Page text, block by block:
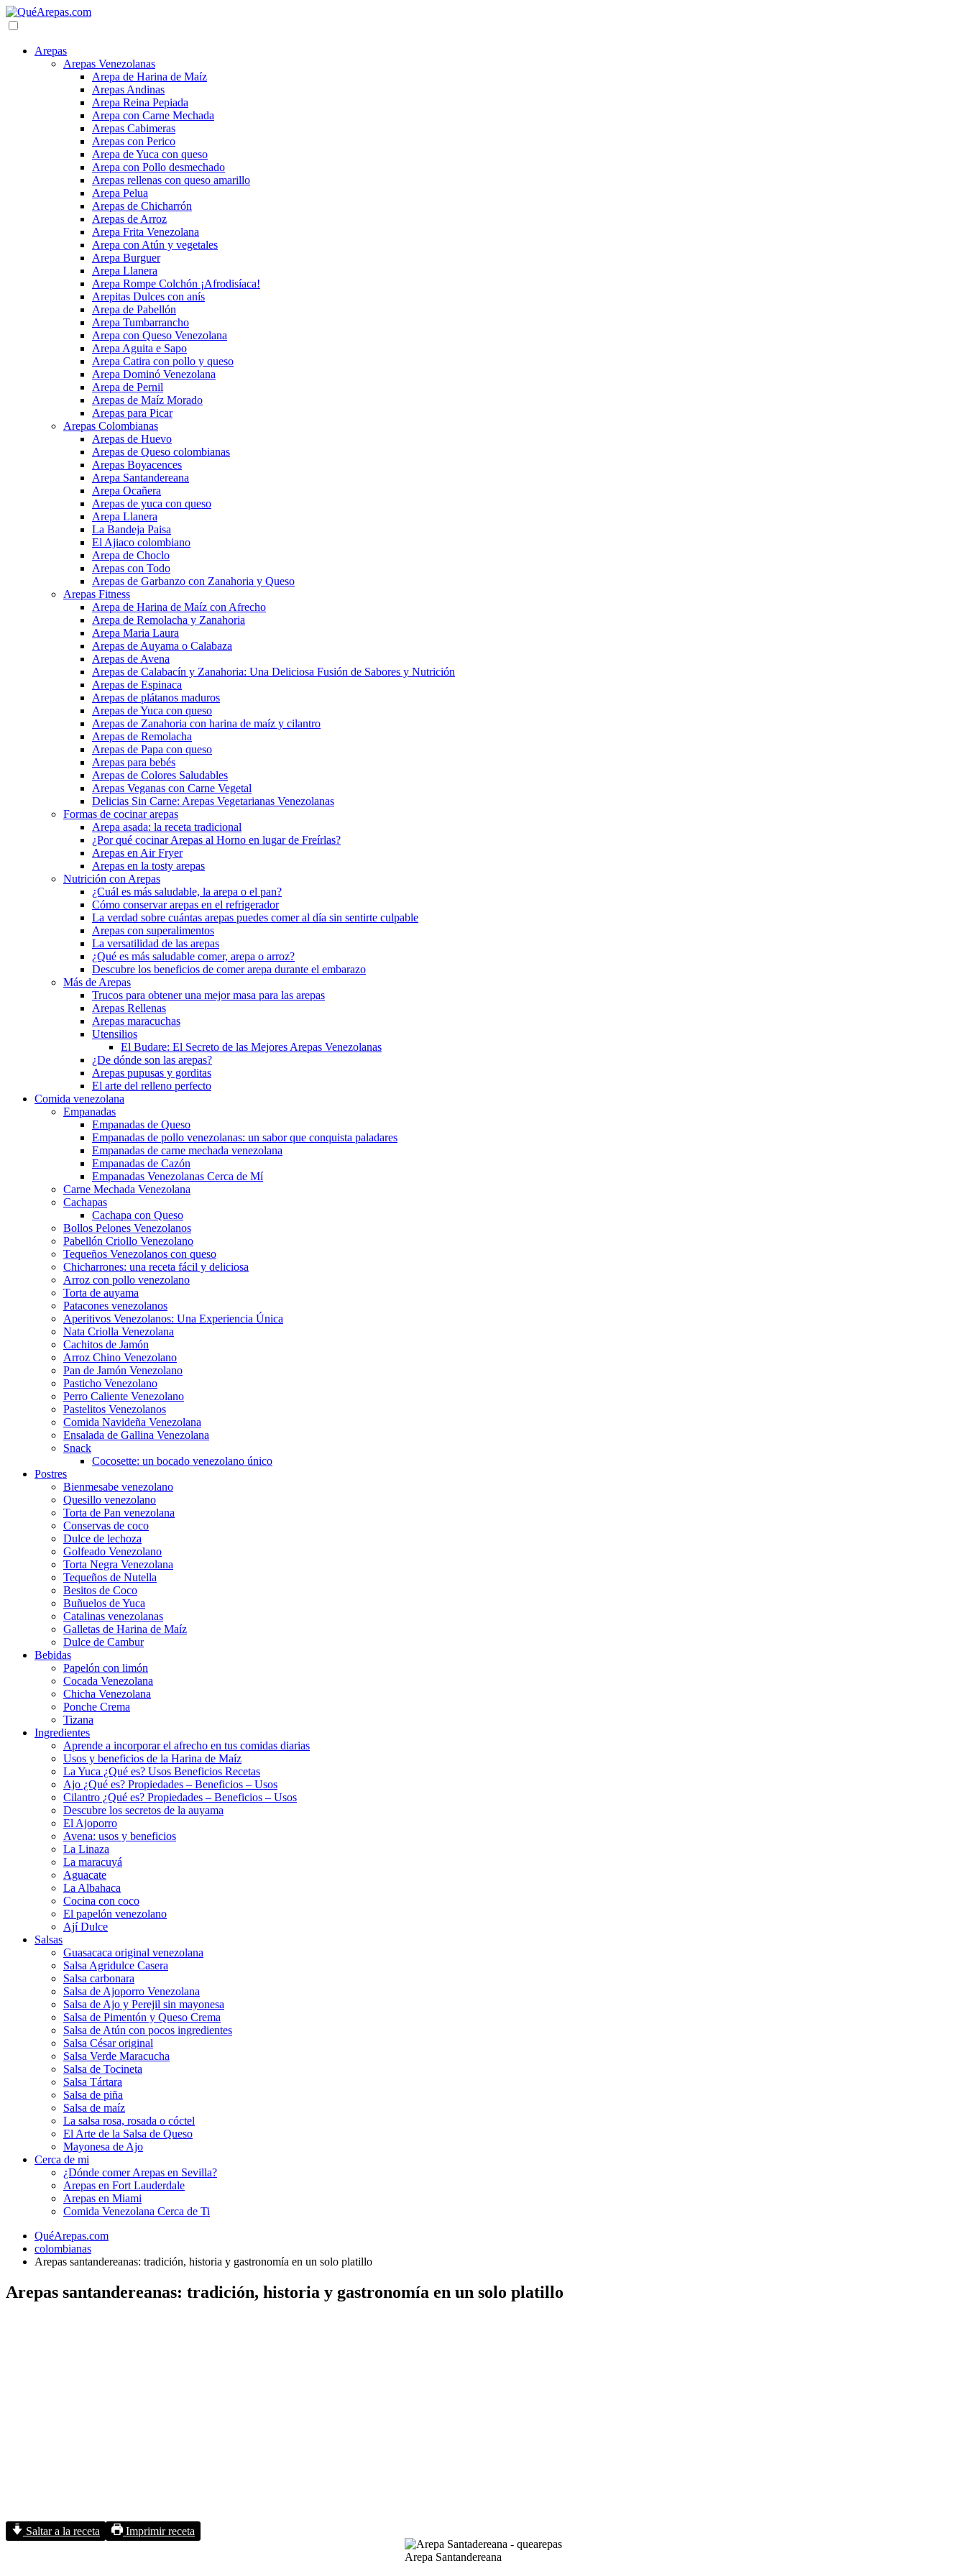
Arepas
Arepas Venezolanas
Arepa de Harina de Maíz
Arepas Andinas
Arepa Reina Pepiada
Arepa con Carne Mechada
Arepas Cabimeras
Arepas con Perico
Arepa de Yuca con queso
Arepa con Pollo desmechado
Arepas rellenas con queso amarillo
Arepa Pelua
Arepas de Chicharrón
Arepas de Arroz
Arepa Frita Venezolana
Arepa con Atún y vegetales
Arepa Burguer
Arepa Llanera
Arepa Rompe Colchón ¡Afrodisíaca!
Arepitas Dulces con anís
Arepa de Pabellón
Arepa Tumbarrancho
Arepa con Queso Venezolana
Arepa Aguita e Sapo
Arepa Catira con pollo y queso
Arepa Dominó Venezolana
Arepa de Pernil
Arepas de Maíz Morado
Arepas para Picar
Arepas Colombianas
Arepas de Huevo
Arepas de Queso colombianas
Arepas Boyacences
Arepa Santandereana
Arepa Ocañera
Arepas de yuca con queso
Arepa Llanera
La Bandeja Paisa
El Ajiaco colombiano
Arepa de Choclo
Arepas con Todo
Arepas de Garbanzo con Zanahoria y Queso
Arepas Fitness
Arepa de Harina de Maíz con Afrecho
Arepa de Remolacha y Zanahoria
Arepa Maria Laura
Arepas de Auyama o Calabaza
Arepas de Avena
Arepas de Calabacín y Zanahoria: Una Deliciosa Fusión de Sabores y Nutrición
Arepas de Espinaca
Arepas de plátanos maduros
Arepas de Yuca con queso
Arepas de Zanahoria con harina de maíz y cilantro
Arepas de Remolacha
Arepas de Papa con queso
Arepas para bebés
Arepas de Colores Saludables
Arepas Veganas con Carne Vegetal
Delicias Sin Carne: Arepas Vegetarianas Venezolanas
Formas de cocinar arepas
Arepa asada: la receta tradicional
¿Por qué cocinar Arepas al Horno en lugar de Freírlas?
Arepas en Air Fryer
Arepas en la tosty arepas
Nutrición con Arepas
¿Cuál es más saludable, la arepa o el pan?
Cómo conservar arepas en el refrigerador
La verdad sobre cuántas arepas puedes comer al día sin sentirte culpable
Arepas con superalimentos
La versatilidad de las arepas
¿Qué es más saludable comer, arepa o arroz?
Descubre los beneficios de comer arepa durante el embarazo
Más de Arepas
Trucos para obtener una mejor masa para las arepas
Arepas Rellenas
Arepas maracuchas
Utensilios
El Budare: El Secreto de las Mejores Arepas Venezolanas
¿De dónde son las arepas?
Arepas pupusas y gorditas
El arte del relleno perfecto
Comida venezolana
Empanadas
Empanadas de Queso
Empanadas de pollo venezolanas: un sabor que conquista paladares
Empanadas de carne mechada venezolana
Empanadas de Cazón
Empanadas Venezolanas Cerca de Mí
Carne Mechada Venezolana
Cachapas
Cachapa con Queso
Bollos Pelones Venezolanos
Pabellón Criollo Venezolano
Tequeños Venezolanos con queso
Chicharrones: una receta fácil y deliciosa
Arroz con pollo venezolano
Torta de auyama
Patacones venezolanos
Aperitivos Venezolanos: Una Experiencia Única
Nata Criolla Venezolana
Cachitos de Jamón
Arroz Chino Venezolano
Pan de Jamón Venezolano
Pasticho Venezolano
Perro Caliente Venezolano
Pastelitos Venezolanos
Comida Navideña Venezolana
Ensalada de Gallina Venezolana
Snack
Cocosette: un bocado venezolano único
Postres
Bienmesabe venezolano
Quesillo venezolano
Torta de Pan venezolana
Conservas de coco
Dulce de lechoza
Golfeado Venezolano
Torta Negra Venezolana
Tequeños de Nutella
Besitos de Coco
Buñuelos de Yuca
Catalinas venezolanas
Galletas de Harina de Maíz
Dulce de Cambur
Bebidas
Papelón con limón
Cocada Venezolana
Chicha Venezolana
Ponche Crema
Tizana
Ingredientes
Aprende a incorporar el afrecho en tus comidas diarias
Usos y beneficios de la Harina de Maíz
La Yuca ¿Qué es? Usos Beneficios Recetas
Ajo ¿Qué es? Propiedades – Beneficios – Usos
Cilantro ¿Qué es? Propiedades – Beneficios – Usos
Descubre los secretos de la auyama
El Ajoporro
Avena: usos y beneficios
La Linaza
La maracuyá
Aguacate
La Albahaca
Cocina con coco
El papelón venezolano
Ají Dulce
Salsas
Guasacaca original venezolana
Salsa Agridulce Casera
Salsa carbonara
Salsa de Ajoporro Venezolana
Salsa de Ajo y Perejil sin mayonesa
Salsa de Pimentón y Queso Crema
Salsa de Atún con pocos ingredientes
Salsa César original
Salsa Verde Maracucha
Salsa de Tocineta
Salsa Tártara
Salsa de piña
Salsa de maíz
La salsa rosa, rosada o cóctel
El Arte de la Salsa de Queso
Mayonesa de Ajo
Cerca de mi
¿Dónde comer Arepas en Sevilla?
Arepas en Fort Lauderdale
Arepas en Miami
Comida Venezolana Cerca de Ti
QuéArepas.com
colombianas
Arepas santandereanas: tradición, historia y gastronomía en un solo platillo
Arepas santandereanas: tradición, historia y gastronomía en un solo platillo
Saltar a la receta Imprimir receta
Arepa Santandereana